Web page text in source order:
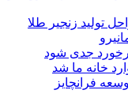
تولید زنجیر طلا
جدی شود
خانه ما شد
فرانچایز